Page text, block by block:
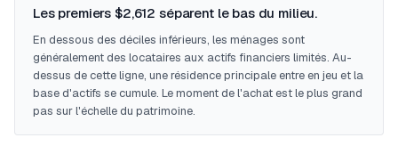
Les premiers $2,612 séparent le bas du milieu.
En dessous des déciles inférieurs, les ménages sont
généralement des locataires aux actifs financiers limités. Au-
dessus de cette ligne, une résidence principale entre en jeu et la
base d'actifs se cumule. Le moment de l'achat est le plus grand
pas sur l'échelle du patrimoine.